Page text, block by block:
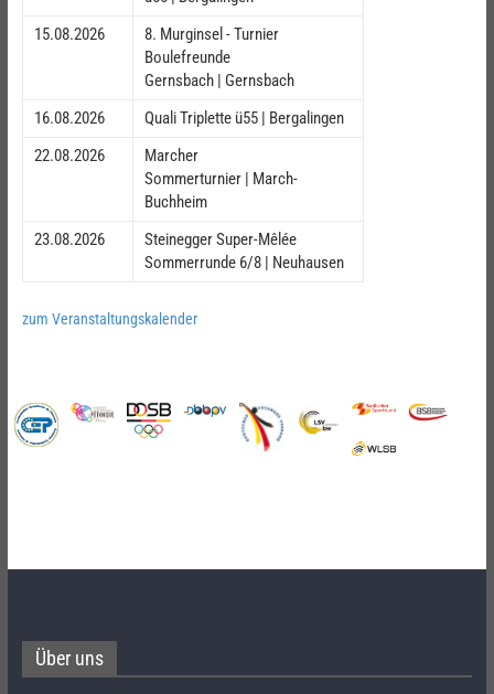
15.08.2026
8. Murginsel - Turnier
Boulefreunde
Gernsbach | Gernsbach
16.08.2026
Quali Triplette ü55 | Bergalingen
22.08.2026
Marcher
Sommerturnier | March-
Buchheim
23.08.2026
Steinegger Super-Mêlée
Sommerrunde 6/8 | Neuhausen
zum Veranstaltungskalender
Über uns